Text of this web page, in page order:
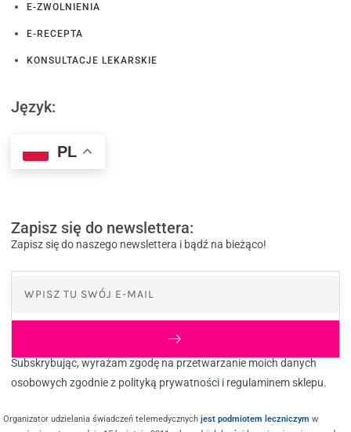
E-ZWOLNIENIA
E-RECEPTA
KONSULTACJE LEKARSKIE
Język:
PL
Zapisz się do newslettera:
Zapisz się do naszego newslettera i bądź na bieżąco!
Subskrybując, wyrażam zgodę na przetwarzanie moich danych
osobowych zgodnie z polityką prywatności i regulaminem sklepu.
Organizator udzielania świadczeń telemedycznychjest podmiotem leczniczym w